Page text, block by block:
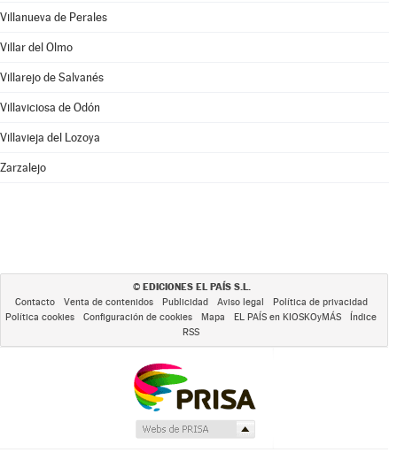
Villanueva de Perales
Villar del Olmo
Villarejo de Salvanés
Villaviciosa de Odón
Villavieja del Lozoya
Zarzalejo
© EDICIONES EL PAÍS S.L.
Contacto Venta de contenidos Publicidad Aviso legal
Política de privacidad
Política cookies
Configuración de cookies Mapa EL PAÍS en KIOSKOyMÁS
Índice
RSS